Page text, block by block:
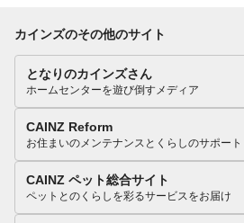
カインズのその他のサイト
となりのカインズさん
ホームセンターを遊び倒すメディア
CAINZ Reform
お住まいのメンテナンスとくらしのサポート
CAINZ ペット総合サイト
ペットとのくらしを彩るサービスをお届け